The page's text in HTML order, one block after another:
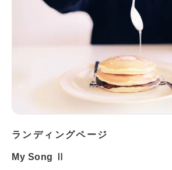
ランディングページ
My Song Ⅱ